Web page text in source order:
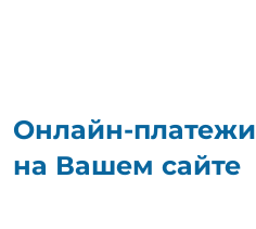
Онлайн-платежи
на Вашем сайте